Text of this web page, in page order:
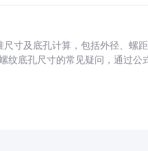
尺寸及底孔计算，包括外径、螺
纹底孔尺寸的常见疑问，通过